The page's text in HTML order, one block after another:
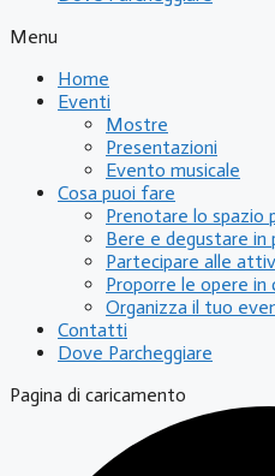
Menu
Home
Eventi
Mostre
Presentazioni
Evento musicale
Cosa puoi fare
Prenotare lo spazio
Bere e degustare in
Partecipare alle
Proporre le opere
Organizza il tuo
Contatti
Dove Parcheggiare
Pagina di caricamento